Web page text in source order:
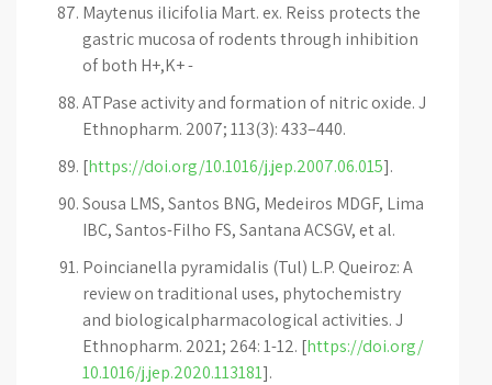
Maytenus ilicifolia Mart. ex. Reiss protects the
gastric mucosa of rodents through inhibition
of both H+,K+ -
ATPase activity and formation of nitric oxide. J
Ethnopharm. 2007; 113(3): 433–440.
[https://doi.org/10.1016/j.jep.2007.06.015].
Sousa LMS, Santos BNG, Medeiros MDGF, Lima
IBC, Santos-Filho FS, Santana ACSGV, et al.
Poincianella pyramidalis (Tul) L.P. Queiroz: A
review on traditional uses, phytochemistry
and biologicalpharmacological activities. J
Ethnopharm. 2021; 264: 1-12. [https://doi.org/
10.1016/j.jep.2020.113181].